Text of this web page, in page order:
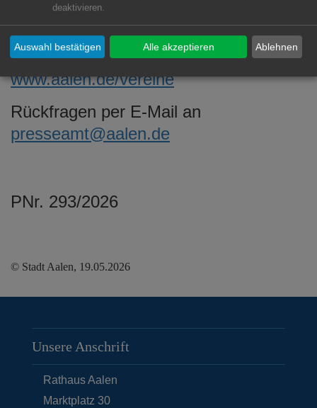
INFO
www.aalen.de/vereine
Rückfragen per E-Mail an
presseamt@aalen.de
PNr. 293/2026
© Stadt Aalen, 19.05.2026
Unsere Anschrift
Rathaus Aalen
Marktplatz 30
deaktivieren.
Ablehnen
Auswahl bestätigen Alle akzeptieren